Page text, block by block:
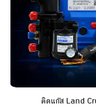
ติดแก๊ส Land